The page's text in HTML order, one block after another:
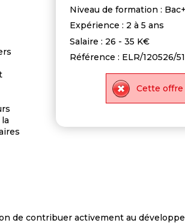
Niveau de formation :
Expérience : 2 à 5 ans
Salaire : 26 - 35 K€
Référence : ELR/120526/51
Cette offre
de contribuer activement au